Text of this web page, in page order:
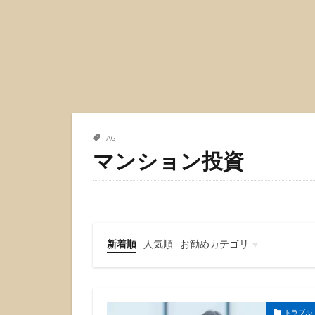
TAG
マンション投資
新着順 人気順
お勧めカテゴリ
トラブル